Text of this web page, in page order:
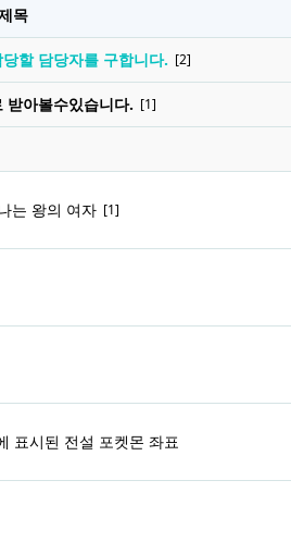
목
할 담당자를 구합니다. [2]
받아볼수있습니다. [1]
는 왕의 여자 [1]
표시된 전설 포켓몬 좌표